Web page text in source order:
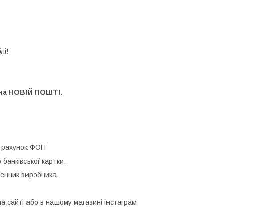
НОВІЙ ПОШТІ.
рахунок ФОП
картки.
виробника.
або в нашому магазині інстаграм